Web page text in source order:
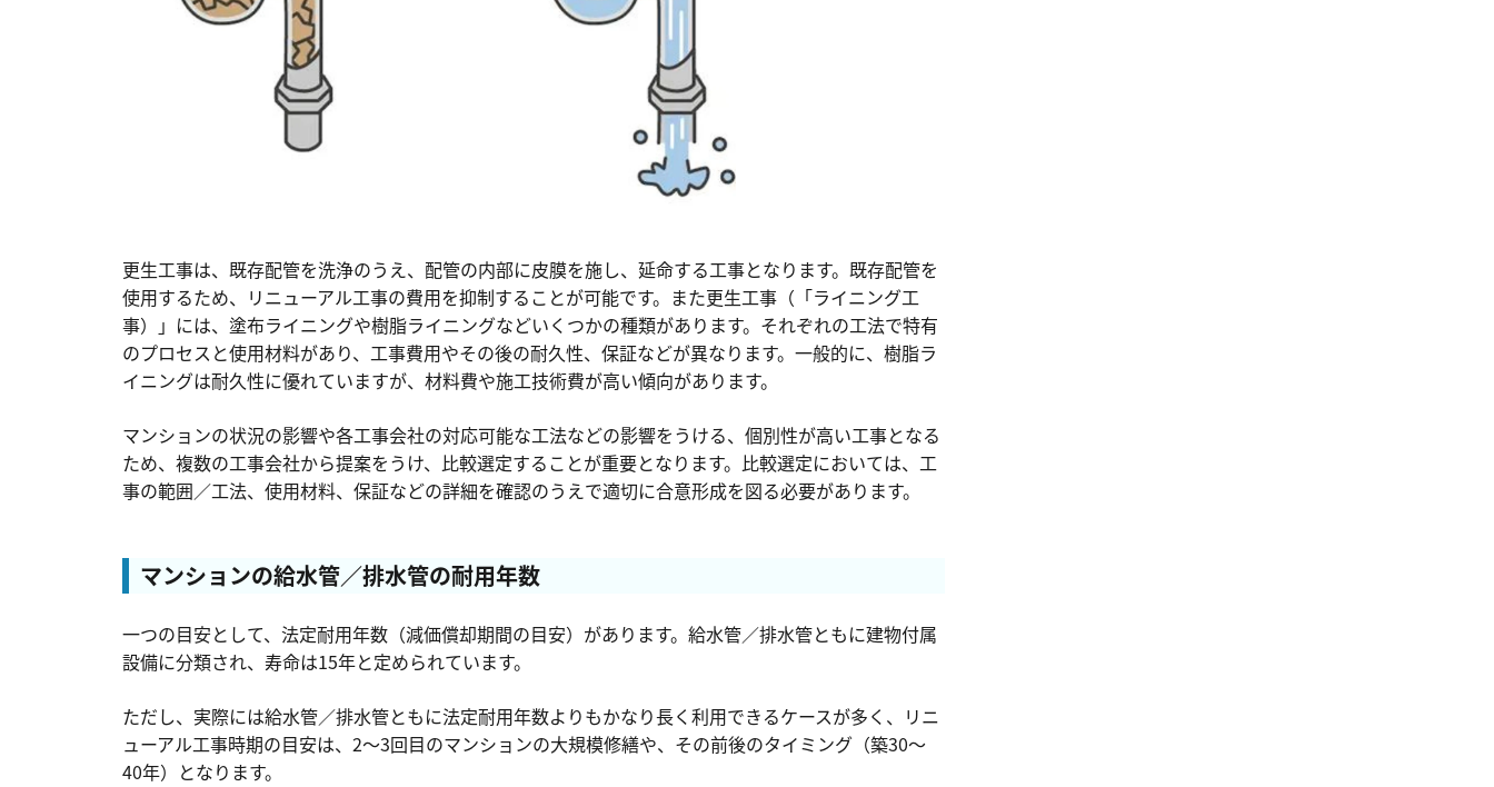
更生工事は、既存配管を洗浄のうえ、配管の内部に皮膜を施し、延命する工事となります。既存配管を
使用するため、リニューアル工事の費用を抑制することが可能です。また更生工事（「ライニング工
事）」には、塗布ライニングや樹脂ライニングなどいくつかの種類があります。それぞれの工法で特有
のプロセスと使用材料があり、工事費用やその後の耐久性、保証などが異なります。一般的に、樹脂ラ
イニングは耐久性に優れていますが、材料費や施工技術費が高い傾向があります。
マンションの状況の影響や各工事会社の対応可能な工法などの影響をうける、個別性が高い工事となる
ため、複数の工事会社から提案をうけ、比較選定することが重要となります。比較選定においては、工
事の範囲／工法、使用材料、保証などの詳細を確認のうえで適切に合意形成を図る必要があります。
マンションの給水管／排水管の耐用年数
一つの目安として、法定耐用年数（減価償却期間の目安）があります。給水管／排水管ともに建物付属
設備に分類され、寿命は15年と定められています。
ただし、実際には給水管／排水管ともに法定耐用年数よりもかなり長く利用できるケースが多く、リニ
ューアル工事時期の目安は、2～3回目のマンションの大規模修繕や、その前後のタイミング（築30～
40年）となります。